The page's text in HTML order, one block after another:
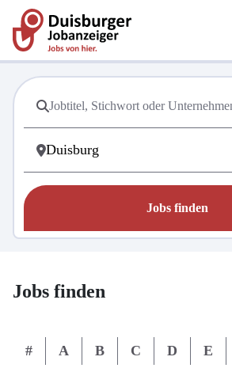
Jobs finden
Jobs finden
# A B C D E